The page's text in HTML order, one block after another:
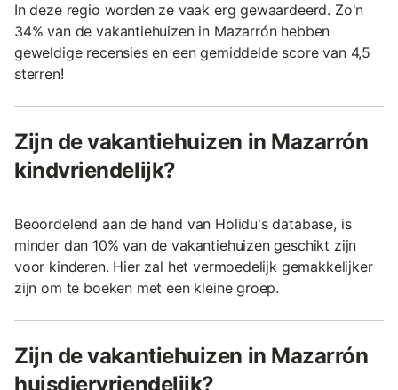
In deze regio worden ze vaak erg gewaardeerd. Zo'n
34% van de vakantiehuizen in Mazarrón hebben
geweldige recensies en een gemiddelde score van 4,5
sterren!
Zijn de vakantiehuizen in Mazarrón
kindvriendelijk?
Beoordelend aan de hand van Holidu's database, is
minder dan 10% van de vakantiehuizen geschikt zijn
voor kinderen. Hier zal het vermoedelijk gemakkelijker
zijn om te boeken met een kleine groep.
Zijn de vakantiehuizen in Mazarrón
huisdiervriendelijk?